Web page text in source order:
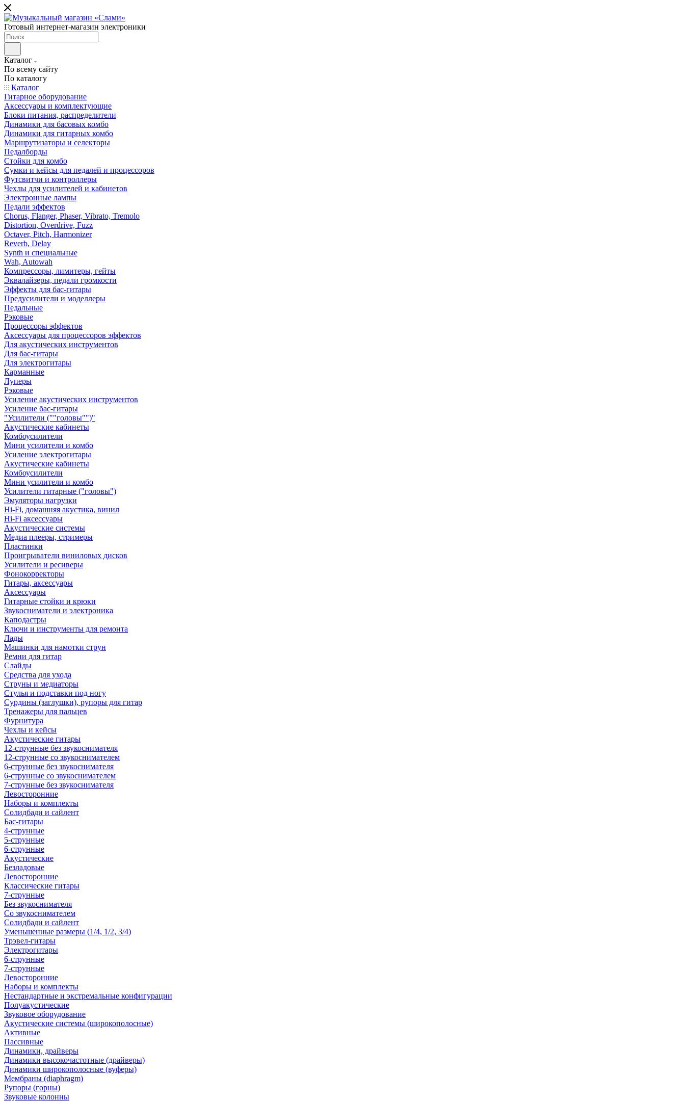
Готовый интернет-магазин электроники
Каталог
По всему сайту
По каталогу
Каталог
Гитарное оборудование
Аксессуары и комплектующие
Блоки питания, распределители
Динамики для басовых комбо
Динамики для гитарных комбо
Маршрутизаторы и селекторы
Педалборды
Стойки для комбо
Сумки и кейсы для педалей и процессоров
Футсвитчи и контроллеры
Чехлы для усилителей и кабинетов
Электронные лампы
Педали эффектов
Chorus, Flanger, Phaser, Vibrato, Tremolo
Distortion, Overdrive, Fuzz
Octaver, Pitch, Harmonizer
Reverb, Delay
Synth и специальные
Wah, Autowah
Компрессоры, лимитеры, гейты
Эквалайзеры, педали громкости
Эффекты для бас-гитары
Предусилители и моделлеры
Педальные
Рэковые
Процессоры эффектов
Аксессуары для процессоров эффектов
Для акустических инструментов
Для бас-гитары
Для электрогитары
Карманные
Луперы
Рэковые
Усиление акустических инструментов
Усиление бас-гитары
"Усилители (""головы"")"
Акустические кабинеты
Комбоусилители
Мини усилители и комбо
Усиление электрогитары
Акустические кабинеты
Комбоусилители
Мини усилители и комбо
Усилители гитарные ("головы")
Эмуляторы нагрузки
Hi-Fi, домашняя акустика, винил
Hi-Fi аксессуары
Акустические системы
Медиа плееры, стримеры
Пластинки
Проигрыватели виниловых дисков
Усилители и ресиверы
Фонокорректоры
Гитары, аксессуары
Аксессуары
Гитарные стойки и крюки
Звукосниматели и электроника
Каподастры
Ключи и инструменты для ремонта
Лады
Машинки для намотки струн
Ремни для гитар
Слайды
Средства для ухода
Струны и медиаторы
Стулья и подставки под ногу
Сурдины (заглушки), рупоры для гитар
Тренажеры для пальцев
Фурнитура
Чехлы и кейсы
Акустические гитары
12-струнные без звукоснимателя
12-струнные со звукоснимателем
6-струнные без звукоснимателя
6-струнные со звукоснимателем
7-струнные без звукоснимателя
Левосторонние
Наборы и комплекты
Солидбади и сайлент
Бас-гитары
4-струнные
5-струнные
6-струнные
Акустические
Безладовые
Левосторонние
Классические гитары
7-струнные
Без звукоснимателя
Со звукоснимателем
Солидбади и сайлент
Уменьшенные размеры (1/4, 1/2, 3/4)
Трэвел-гитары
Электрогитары
6-струнные
7-струнные
Левосторонние
Наборы и комплекты
Нестандартные и экстремальные конфигурации
Полуакустические
Звуковое оборудование
Акустические системы (широкополосные)
Активные
Пассивные
Динамики, драйверы
Динамики высокочастотные (драйверы)
Динамики широкополосные (вуферы)
Мембраны (diaphragm)
Рупоры (горны)
Звуковые колонны